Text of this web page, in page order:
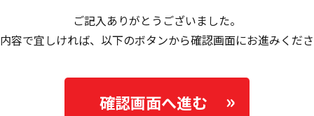
ご記入ありがとうございました。
容で宜しければ、以下のボタンから確認画面にお進みくだ
確認画面へ進む